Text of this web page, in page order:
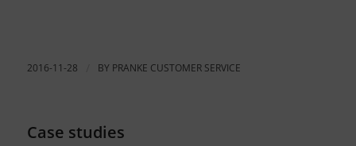
2016-11-28 BY PRANKE CUSTOMER SERVICE
Case studies